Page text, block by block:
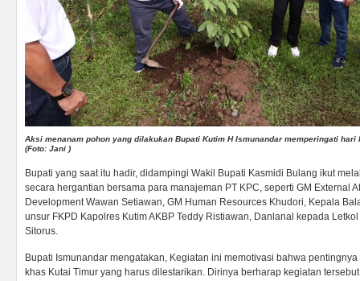
Aksi menanam pohon yang dilakukan Bupati Kutim H Ismunandar memperingati
(Foto: Jani )
Bupati yang saat itu hadir, didampingi Wakil Bupati Kasmidi Bulang ikut
secara hergantian bersama para manajeman PT KPC, seperti GM External
Development Wawan Setiawan, GM Human Resources Khudori, Kepala
unsur FKPD Kapolres Kutim AKBP Teddy Ristiawan, Danlanal kepada
Sitorus.
Bupati Ismunandar mengatakan, Kegiatan ini memotivasi bahwa
khas Kutai Timur yang harus dilestarikan. Dirinya berharap kegiatan